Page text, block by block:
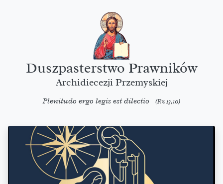
Duszpasterstwo Prawników
Archidiecezji Przemyskiej
Plenitudo ergo legis est dilectio (Rz 13,10)